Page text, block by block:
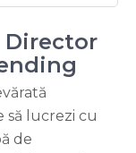
Director
să lucrezi cu
de